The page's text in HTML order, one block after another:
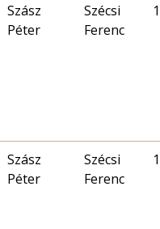
Szász
Péter
Szécsi
Ferenc
Szász
Péter
Szécsi
Ferenc